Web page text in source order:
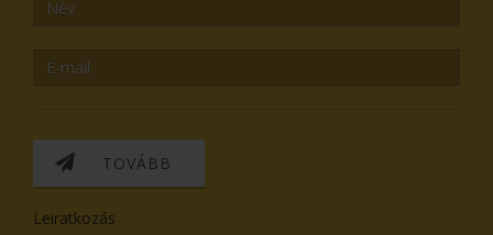
TOVÁBB
Leiratkozás